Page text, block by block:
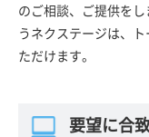
のご相談、ご提供を
うネクステージは、
ただけます。
要望に合